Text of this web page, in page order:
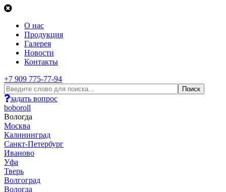
О нас
Продукция
Галерея
Новости
Контакты
+7 909 775-77-94
задать вопрос
boboroll
Вологда
Москва
Калининград
Санкт-Петербург
Иваново
Уфа
Тверь
Волгоград
Вологда